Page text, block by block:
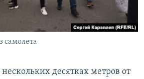
десятках метров от